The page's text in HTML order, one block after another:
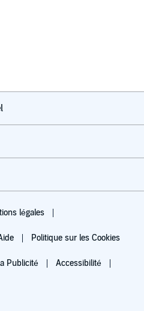
légales
Politique sur les Cookies
Publicité Accessibilité